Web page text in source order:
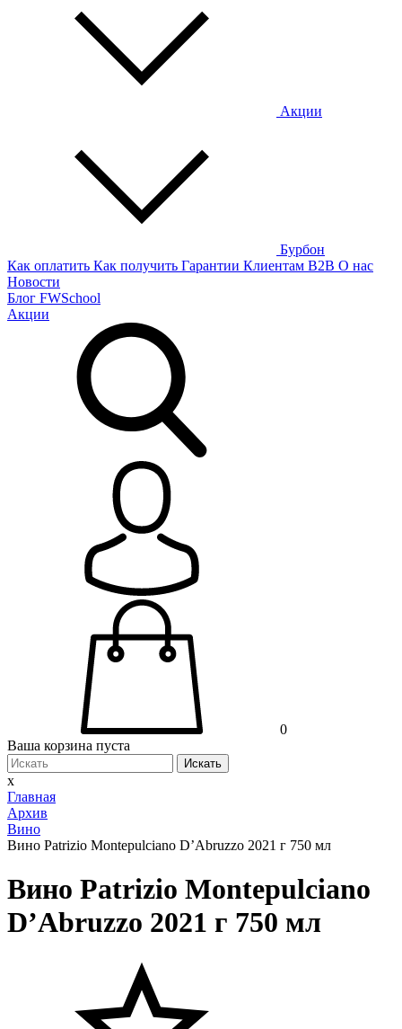
Акции
Бурбон
Как оплатить Как получить Гарантии Клиентам B2B О нас
Новости
Блог FWSchool
Акции
0
Ваша корзина пуста
Искать
x
Главная
Архив
Вино
Вино Patrizio Montepulciano D’Abruzzo 2021 г 750 мл
Вино Patrizio Montepulciano
D’Abruzzo 2021 г 750 мл